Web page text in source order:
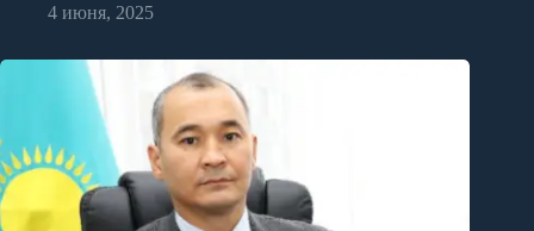
4 июня, 2025